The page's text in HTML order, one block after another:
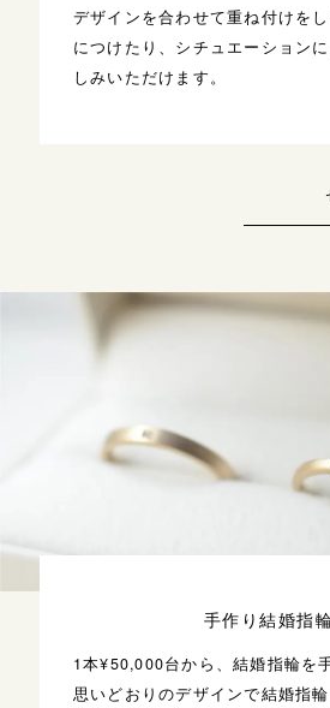
デザインを合わせて重ね付けを
につけたり、シチュエーション
しみいただけます。
手作り結婚指輪
1本¥50,000台から、結婚指輪を
思いどおりのデザインで結婚指輪